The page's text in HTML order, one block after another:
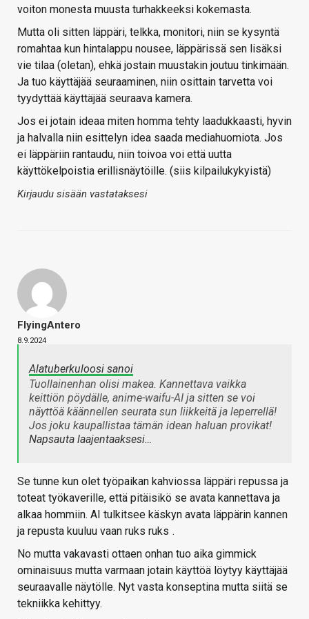
voiton monesta muusta turhakkeeksi kokemasta.
Mutta oli sitten läppäri, telkka, monitori, niin se kysyntä
romahtaa kun hintalappu nousee, läppärissä sen lisäksi
vie tilaa (oletan), ehkä jostain muustakin joutuu tinkimään.
Ja tuo käyttäjää seuraaminen, niin osittain tarvetta voi
tyydyttää käyttäjää seuraava kamera.
Jos ei jotain ideaa miten homma tehty laadukkaasti, hyvin
ja halvalla niin esittelyn idea saada mediahuomiota. Jos
ei läppäriin rantaudu, niin toivoa voi että uutta
käyttökelpoistia erillisnäytöille. (siis kilpailukykyistä)
Kirjaudu sisään vastataksesi
FlyingAntero
8.9.2024
Alatuberkuloosi sanoi
Tuollainenhan olisi makea. Kannettava vaikka
keittiön pöydälle, anime-waifu-AI ja sitten se voi
näyttöä käännellen seurata sun liikkeitä ja leperrellä!
Jos joku kaupallistaa tämän idean haluan provikat!
Napsauta laajentaaksesi…
Se tunne kun olet työpaikan kahviossa läppäri repussa ja
toteat työkaverille, että pitäisikö se avata kannettava ja
alkaa hommiin. AI tulkitsee käskyn avata läppärin kannen
ja repusta kuuluu vaan ruks ruks .
No mutta vakavasti ottaen onhan tuo aika gimmick
ominaisuus mutta varmaan jotain käyttöä löytyy käyttäjää
seuraavalle näytölle. Nyt vasta konseptina mutta siitä se
tekniikka kehittyy.